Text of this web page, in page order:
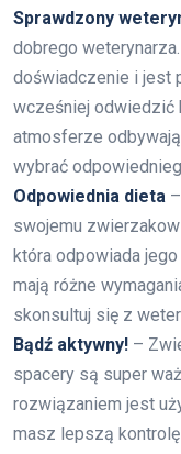
Sprawdzony
dobrego
doświadczenie i jest
wcześniej odwiedzić
atmosferze odbywają
wybrać
Odpowiednia dieta
swojemu
która odpowiada
mają różne
skonsultuj się z
Bądź aktywny! –
spacery są super
rozwiązaniem jest
masz lepszą